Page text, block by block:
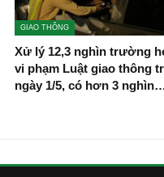
GIAO THÔNG
Xử lý 12,3 nghìn trường
vi phạm Luật giao thông
ngày 1/5, có hơn 3